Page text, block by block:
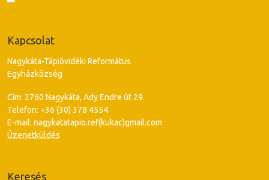
Kapcsolat
Nagykáta-Tápióvidéki Református
Egyházközség
Cím: 2760 Nagykáta, Ady Endre út 29.
Telefon: +36 (30) 378 4554
E-mail: nagykatatapio.ref(kukac)gmail.com
Üzenetküldés
Keresés